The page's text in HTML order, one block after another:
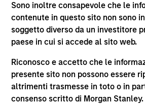
Sono inoltre consapevole che le
contenute in questo sito non sono
soggetto diverso da un investitore
paese in cui si accede al sito web.
Riconosco e accetto che le
presente sito non possono essere
altrimenti trasmesse in toto o in
consenso scritto di Morgan Stanley.
Previously, Anuj was a credit desk
firm's Fixed Income Division. Prior
firm, he was a corporate credit
Capital Management, Credit Suisse
Management, and TIAA-CREF. Anuj
in civil/environmental engineering
University of Michigan and an
accounting from the University of